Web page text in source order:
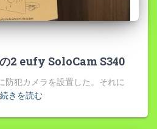
2 eufy SoloCam S340
防犯カメラを設置した。それに
続きを読む